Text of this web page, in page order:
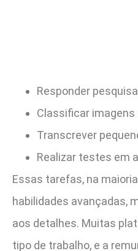
Responder
Classificar imagens
Transcrever
Realizar testes em
Essas tarefas, na
habilidades avançadas,
aos detalhes. Muitas
tipo de trabalho, e a